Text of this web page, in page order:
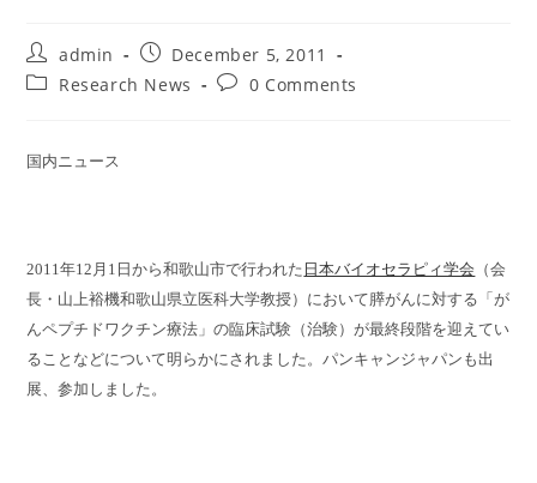
Post
author:
admin
Post
published:
December 5, 2011
PostResearch News
Post0 Comments
国内ニュース
2011年12月1日から和歌山市で行われた 日本バイオセラピィ学会 （会
長・山上裕機和歌山県立医科大学教授）において膵がんに対する「が
んペプチドワクチン療法」の臨床試験（治験）が最終段階を迎えてい
ることなどについて明らかにされました。パンキャンジャパンも出
展、参加しました。